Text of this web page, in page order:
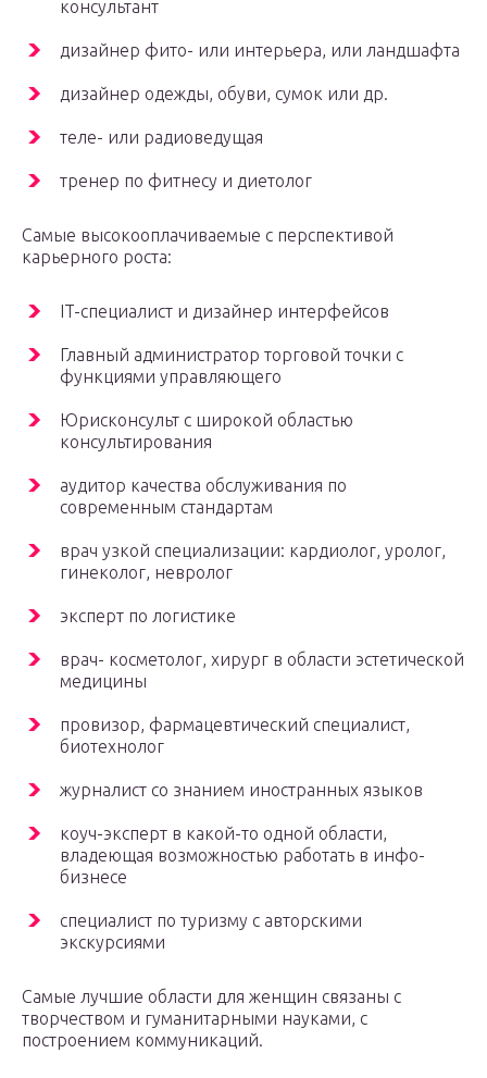
консультант
дизайнер фито- или интерьера, или ландшафта
дизайнер одежды, обуви, сумок или др.
теле- или радиоведущая
тренер по фитнесу и диетолог
Самые высокооплачиваемые с перспективой
карьерного роста:
IT-специалист и дизайнер интерфейсов
Главный администратор торговой точки с
функциями управляющего
Юрисконсульт с широкой областью
консультирования
аудитор качества обслуживания по
современным стандартам
врач узкой специализации: кардиолог, уролог,
гинеколог, невролог
эксперт по логистике
врач- косметолог, хирург в области эстетической
медицины
провизор, фармацевтический специалист,
биотехнолог
журналист со знанием иностранных языков
коуч-эксперт в какой-то одной области,
владеющая возможностью работать в инфо-
бизнесе
специалист по туризму с авторскими
экскурсиями
Самые лучшие области для женщин связаны с
творчеством и гуманитарными науками, с
построением коммуникаций.